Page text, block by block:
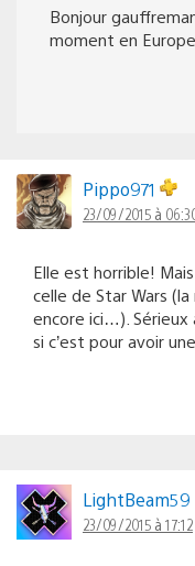
Bonjour
moment en Europe.
Pippo971
23/09/2015 à
Elle est horrible!
celle de Star Wars
encore ici…).
si c’est pour avoir
LightBeam59
23/09/2015 à 17:12